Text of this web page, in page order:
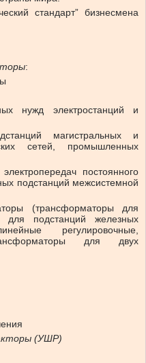
стандарт” бизнесмена
:
нужд электростанций и
магистральных и
сетей, промышленных
постоянного
подстанций межсистемной
(трансформаторы для
для подстанций железных
регулировочные,
для двух
(УШР)